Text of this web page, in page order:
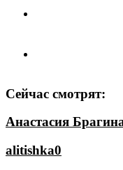
Сейчас смотрят:
Анастасия
alitishka0